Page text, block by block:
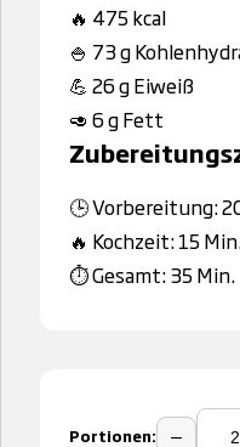
🔥 475 kcal
🍚 73 g
💪 26 g Eiweiß
🥑 6 g Fett
🕒 Vorbereitung:
🔥 Kochzeit: 15
⏱️ Gesamt: 35 Min.
Portionen: –